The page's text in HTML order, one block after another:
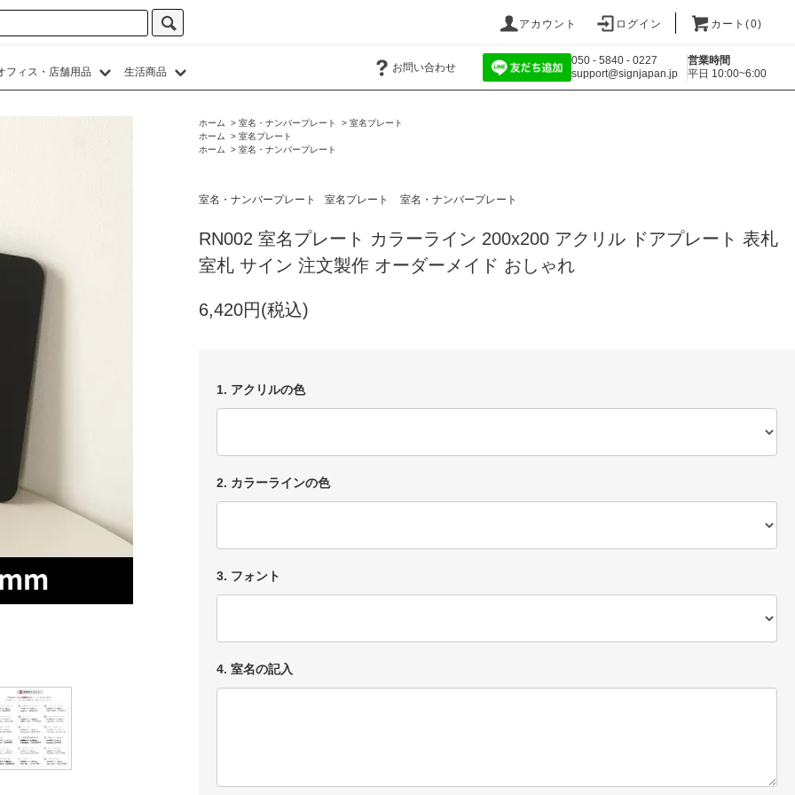
アカウント ログイン カート(0)
フィス・店舗用品 生活商品 お問い合わせ
050 - 5840 - 0227
support@signjapan.jp
営業時間
平日 10:00~6:00
ホーム > 室名・ナンバープレート > 室名プレート
ホーム
> 室名プレート
ホーム
> 室名・ナンバープレート
室名・ナンバープレート 室名プレート 室名・ナンバープレート
RN002 室名プレート カラーライン 200x200 アクリル ドアプレート 表札
室札 サイン 注文製作 オーダーメイド おしゃれ
6,420円(税込)
1. アクリルの色
2. カラーラインの色
3. フォント
4. 室名の記入